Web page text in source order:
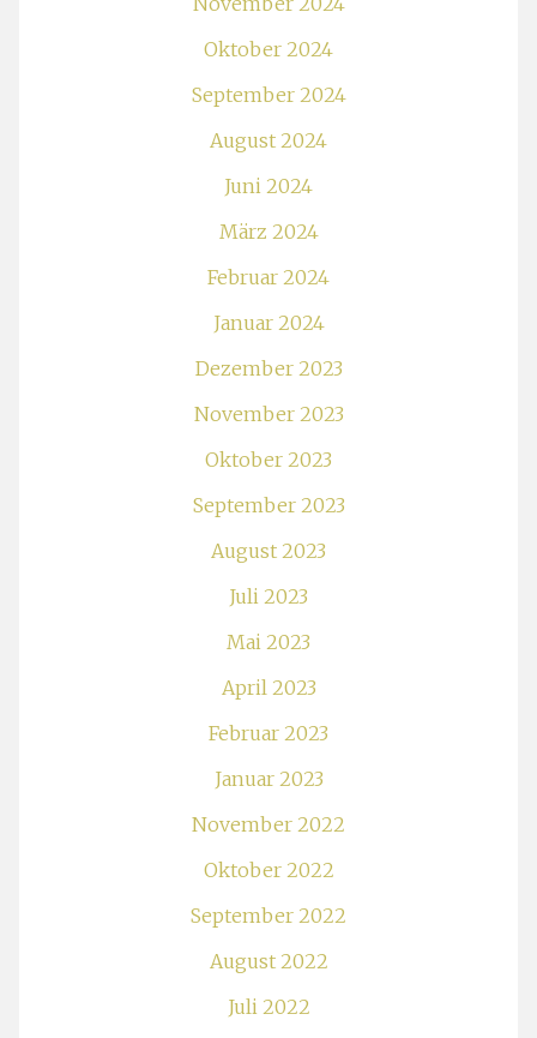
Oktober 2024
September 2024
August 2024
Juni 2024
März 2024
Februar 2024
Januar 2024
Dezember 2023
November 2023
Oktober 2023
September 2023
August 2023
Juli 2023
Mai 2023
April 2023
Februar 2023
Januar 2023
November 2022
Oktober 2022
September 2022
August 2022
Juli 2022